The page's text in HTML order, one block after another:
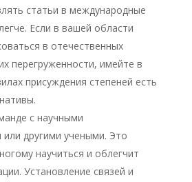
статьи в международные
Если в вашей области
в отечественных
перегруженности, имейте в
присуждения степеней есть
с научными
или другими учеными. Это
научиться и облегчит
Установление связей и